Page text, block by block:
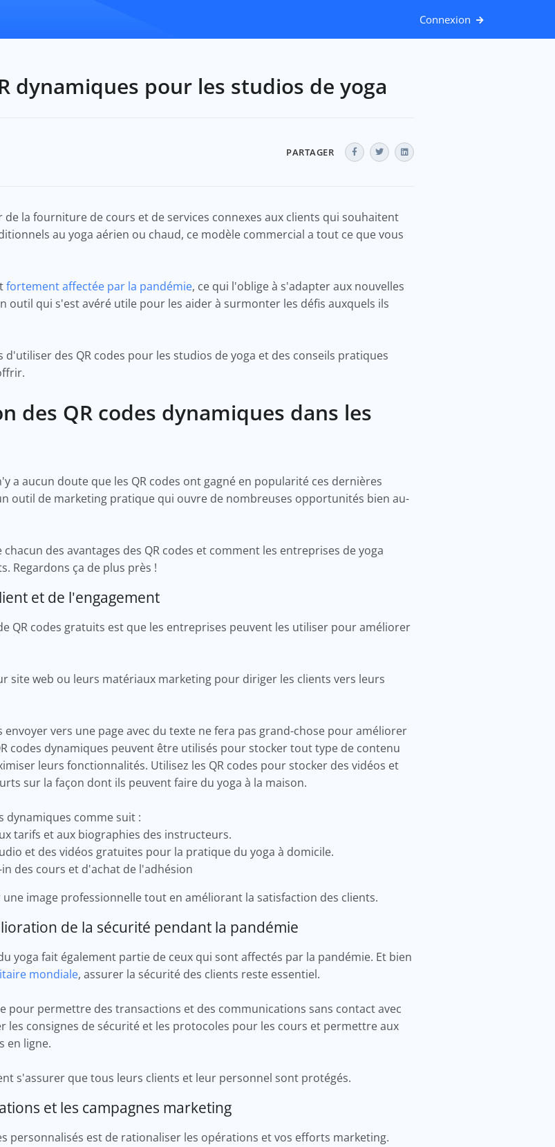
Connexion
dynamiques pour les studios de yoga
PARTAGER
la fourniture de cours et de services connexes aux clients qui souhaitent
au yoga aérien ou chaud, ce modèle commercial a tout ce que vous
fortement affectée par la pandémie, ce qui l'oblige à s'adapter aux nouvelles
outil qui s'est avéré utile pour les aider à surmonter les défis auxquels ils
des QR codes pour les studios de yoga et des conseils pratiques
des QR codes dynamiques dans les
a aucun doute que les QR codes ont gagné en popularité ces dernières
outil de marketing pratique qui ouvre de nombreuses opportunités bien au-
des avantages des QR codes et comment les entreprises de yoga
Regardons ça de plus près !
et de l'engagement
QR codes gratuits est que les entreprises peuvent les utiliser pour améliorer
site web ou leurs matériaux marketing pour diriger les clients vers leurs
vers une page avec du texte ne fera pas grand-chose pour améliorer
codes dynamiques peuvent être utilisés pour stocker tout type de contenu
leurs fonctionnalités. Utilisez les QR codes pour stocker des vidéos et
sur la façon dont ils peuvent faire du yoga à la maison.
dynamiques comme suit :
tarifs et aux biographies des instructeurs.
et des vidéos gratuites pour la pratique du yoga à domicile.
des cours et d'achat de l'adhésion
image professionnelle tout en améliorant la satisfaction des clients.
de la sécurité pendant la pandémie
yoga fait également partie de ceux qui sont affectés par la pandémie. Et bien
mondiale, assurer la sécurité des clients reste essentiel.
pour permettre des transactions et des communications sans contact avec
les consignes de sécurité et les protocoles pour les cours et permettre aux
en ligne.
s'assurer que tous leurs clients et leur personnel sont protégés.
et les campagnes marketing
personnalisés est de rationaliser les opérations et vos efforts marketing.